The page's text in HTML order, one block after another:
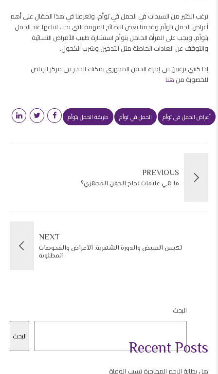
ترغب الكثير من السيدات في الحمل في توأم، وتعرفنا في هذا المقال على أهم
أعراض الحمل بتوأم وقدمنا بعض النصائح المهمة التي يجب اتباعها عند الحمل
بتوأم. ويجب على المرأة الحامل بتوأم استشارة طبيب الأمراض النسائية
والتوقف عن العادات الخاطئة مثل التدخين وشرب الكحول.
إذا كنتي ترغبين في إجراء الحقن المجهري يمكنك الحجز في مركز الرياض
للخصوبة من هنا
أعراض الحمل في توأم الحمل في توأم طريقة الحمل بتوأم
PREVIOUS
ما هي علامات نجاح الحقن المجهري؟
NEXT
تكيس المبيض والدورة الشهرية: الأعراض والفحوصات
المطلوبة
البحث
البحث
Recent Posts
هل بطانة الرحم المهاجرة تسبب الوفاة